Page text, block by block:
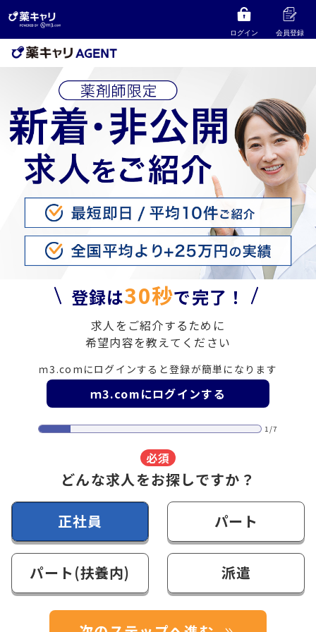
ログイン 会員登録
登録は30秒で完了！
求人をご紹介するために
希望内容を教えてください
ｍ3.comにログインすると登録が簡単になります
ｍ3.comにログインする
1/7
必須
どんな求人をお探しですか？
正社員 パート
パート(扶養内) 派遣